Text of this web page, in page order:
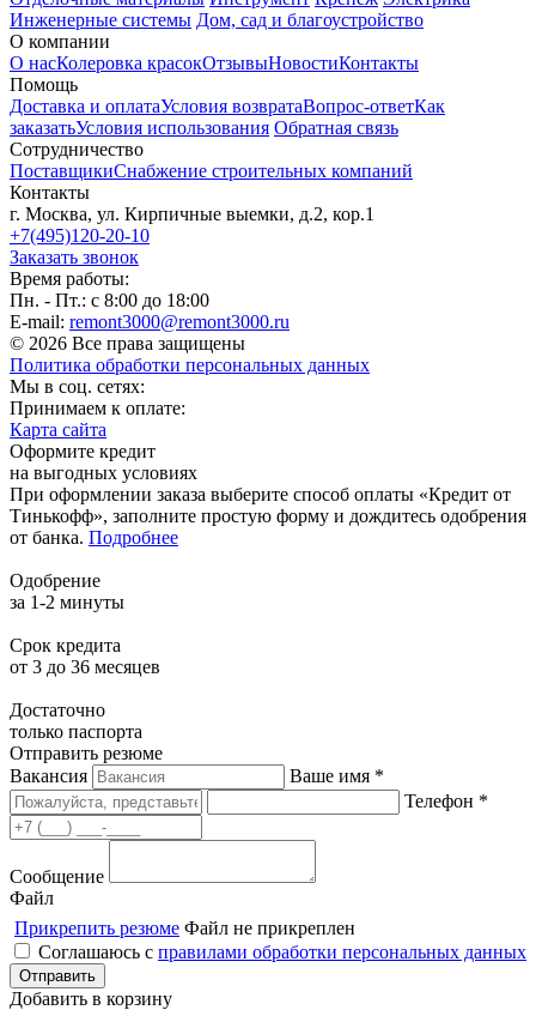
Инженерные системы Дом, сад и благоустройство
О компании
О насКолеровка красокОтзывыНовостиКонтакты
Помощь
Доставка и оплатаУсловия возвратаВопрос-ответКак
заказатьУсловия использования Обратная связь
Сотрудничество
ПоставщикиСнабжение строительных компаний
Контакты
г. Москва, ул. Кирпичные выемки, д.2, кор.1
+7(495)120-20-10
Заказать звонок
Время работы:
Пн. - Пт.: с 8:00 до 18:00
E-mail: remont3000@remont3000.ru
© 2026 Все права защищены
Политика обработки персональных данных
Мы в соц. сетях:
Принимаем к оплате:
Карта сайта
Оформите кредит
на выгодных условиях
При оформлении заказа выберите способ оплаты «Кредит от
Тинькофф», заполните простую форму и дождитесь одобрения
от банка. Подробнее
Одобрение
за 1-2 минуты
Срок кредита
от 3 до 36 месяцев
Достаточно
только паспорта
Отправить резюме
Вакансия
Ваше имя *
Телефон *
Сообщение
Файл
Прикрепить резюме Файл не прикреплен
Соглашаюсь с правилами обработки персональных данных
Добавить в корзину